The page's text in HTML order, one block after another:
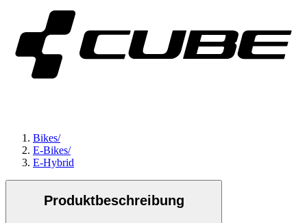
Bikes/
E-Bikes/
E-Hybrid
Produktbeschreibung